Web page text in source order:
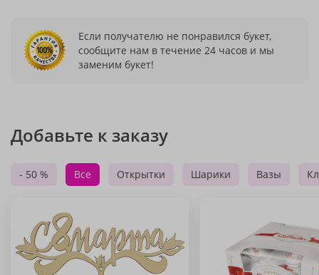
Если получателю не понравился букет,
сообщите нам в течение 24 часов и мы
заменим букет!
Добавьте к заказу
- 50 % Все Открытки Шарики Вазы